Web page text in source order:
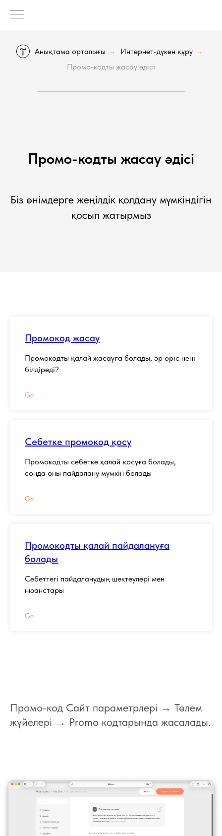
Анықтама орталығы → Интернет-дүкен құру →
Промо-кодты жасау әдісі
Промо-кодты жасау әдісі
Біз өнімдерге жеңілдік қолдану мүмкіндігін
қосып жатырмыз
Промокод жасау
Промокодты қалай жасауға болады, әр өріс нені
білдіреді?
Go
Себетке промокод қосу
Промокодты себетке қалай қосуға болады,
сонда оны пайдалану мүмкін болады
Go
Промокодты қалай пайдалануға
болады
Себеттегі пайдаланудың шектеулері мен
нюанстары
Go
Промо-код Сайт параметрлері → Төлем
жүйелері → Promo кодтарында жасалады.